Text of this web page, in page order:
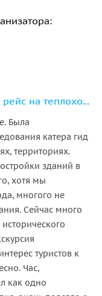
«Город Горький»: экскурсионный рейс на теплоходах «Москва-143»/«Москва-198»
Была
катера гид
территориях.
зданий в
хотя мы
многого не
Сейчас много
туристов к
Час,
как одно